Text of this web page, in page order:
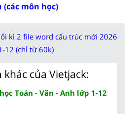
(các môn học)
kì 2 file word cấu trúc mới 2026
12 (chỉ từ 60k)
khác của Vietjack:
Toán - Văn - Anh lớp 1-12